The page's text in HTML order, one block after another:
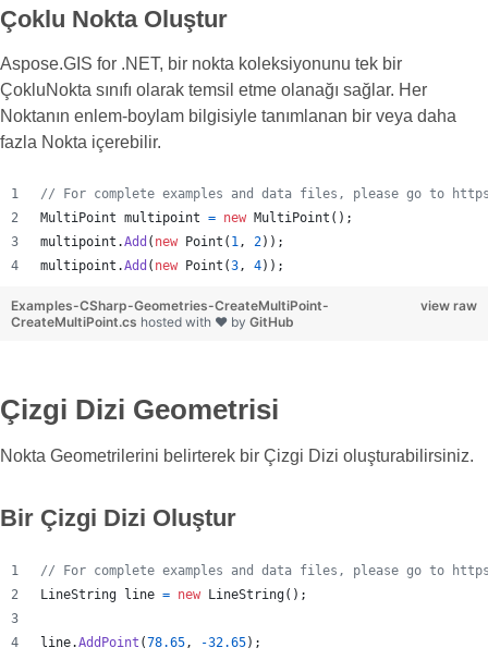
Çoklu Nokta Oluştur
Aspose.GIS for .NET, bir nokta koleksiyonunu tek bir
ÇokluNokta sınıfı olarak temsil etme olanağı sağlar. Her
Noktanın enlem-boylam bilgisiyle tanımlanan bir veya daha
fazla Nokta içerebilir.
// For complete examples and data files, please go to
MultiPoint multipoint = new MultiPoint ( ) ;
multipoint .Add ( new Point ( 1, 2) ) ;
multipoint .Add ( new Point (3, 4) ) ;
view raw
Examples-CSharp-Geometries-CreateMultiPoint-
CreateMultiPoint.cs hosted with ❤ by GitHub
Çizgi Dizi Geometrisi
Nokta Geometrilerini belirterek bir Çizgi Dizi oluşturabilirsiniz.
Bir Çizgi Dizi Oluştur
// For complete examples and data files, please go to
LineString
line = new LineString( ) ;
line.AddPoint (78.65, -32.65) ;